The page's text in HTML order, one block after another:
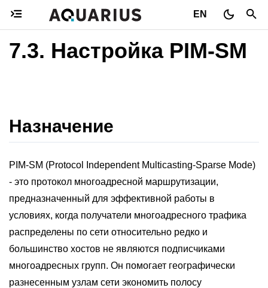
EN
7.3. Настройка PIM-SM
Назначение
PIM-SM (Protocol Independent Multicasting-Sparse Mode)
- это протокол многоадресной маршрутизации,
предназначенный для эффективной работы в
условиях, когда получатели многоадресного трафика
распределены по сети относительно редко и
большинство хостов не являются подписчиками
многоадресных групп. Он помогает географически
разнесенным узлам сети экономить полосу